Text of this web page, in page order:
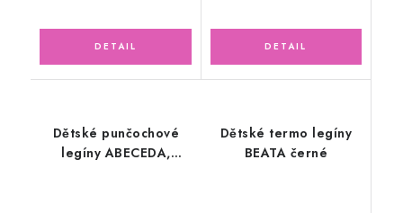
Dětské punčochové
legíny ABECEDA,
Dětské termo legíny
BEATA černé